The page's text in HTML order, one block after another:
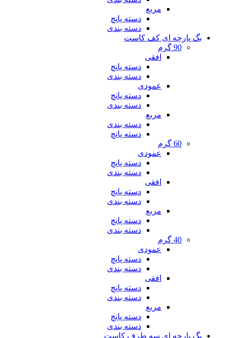
مربع
دسته پانچ
دسته بندی
بگ پارچه ای کف کاست
90 گرم
افقی
دسته پانچ
دسته بندی
عمودی
دسته پانچ
دسته بندی
مربع
دسته بندی
دسته پانچ
60 گرم
عمودی
دسته پانچ
دسته بندی
افقی
دسته پانچ
دسته بندی
مربع
دسته پانچ
دسته بندی
40 گرم
عمودی
دسته پانچ
دسته بندی
افقی
دسته پانچ
دسته بندی
مربع
دسته پانچ
دسته بندی
بگ پارچه ای سه طرف کاست